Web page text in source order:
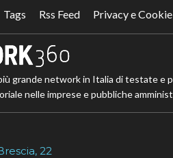
Tags Rss Feed Privacy e
grande network in Italia di testate e
nelle imprese e pubbliche
22